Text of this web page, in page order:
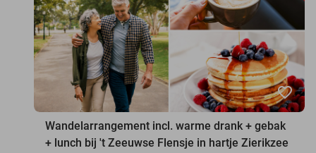
favorite_border
Wandelarrangement incl. warme drank + gebak
+ lunch bij 't Zeeuwse Flensje in hartje Zierikzee